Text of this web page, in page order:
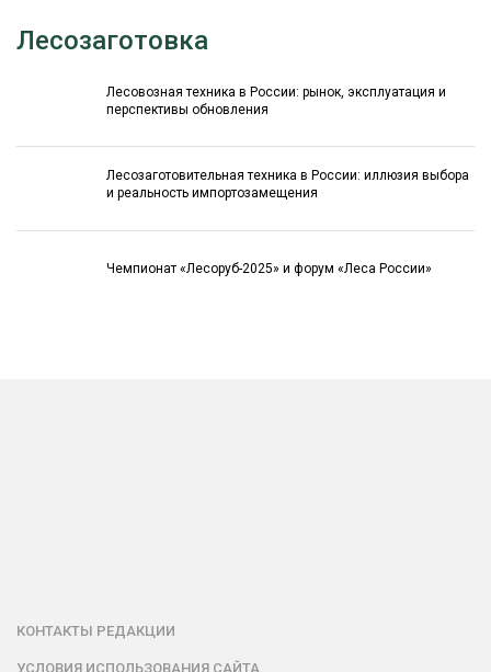
Лесозаготовка
Лесовозная техника в России: рынок, эксплуатация и
перспективы обновления
Лесозаготовительная техника в России: иллюзия выбора
и реальность импортозамещения
Чемпионат «Лесоруб-2025» и форум «Леса России»
КОНТАКТЫ РЕДАКЦИИ
УСЛОВИЯ ИСПОЛЬЗОВАНИЯ САЙТА